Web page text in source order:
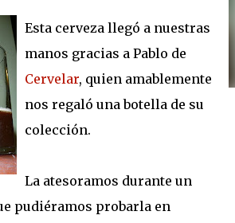
Esta cerveza llegó a nuestras
manos gracias a Pablo de
Cervelar, quien amablemente
nos regaló una botella de su
colección.
La atesoramos durante un
pudiéramos probarla en